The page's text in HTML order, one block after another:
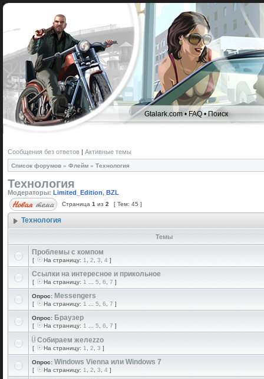
Gtalark.com •FAQ•Поиск
Сообщения без ответов | Активные темы
Список форумов » Флейм » Технология
Технология
Модераторы: Limited_Edition, BZL
Страница 1 из 2 [ Тем: 45 ]
Технология
Темы
Проблемы с компом
[ На страницу: 1 2 3 4 ]
Ссылки на интересное и прикольное
[ На страницу: 1 5 6 7 ]
Опрос: Messengers
[ На страницу: 1 5 6 7 ]
Опрос: Браузер
[ На страницу: 1 5 6 7 ]
Собираем желеzzо
[ На страницу: 1 2 3 ]
Опрос: Windows Vienna или Windows 7
[ На страницу: 1 2 3 4 ]